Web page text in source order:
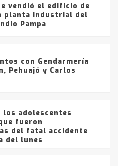
vendió el edificio de
planta Industrial del
Pampa
con Gendarmería
Pehuajó y Carlos
los adolescentes
fueron
del fatal accidente
del lunes